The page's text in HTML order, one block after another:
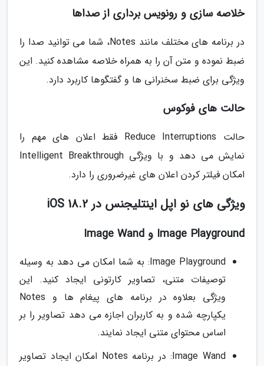
خلاصه سازی و رونویس برداری از صداها
در برنامه های مختلف مانند Notes، شما می توانید صدا را
ضبط نموده و متن آن را به همراه خلاصه مشاهده کنید. این
ویژگی برای ضبط سخنرانی ها و گفتگوها کاربرد دارد.
حالت های فوکوس
حالت Reduce Interruptions فقط اعلان های مهم را
نمایش می دهد و با ویژگی Intelligent Breakthrough
امکان فیلتر کردن اعلان های غیرضروری را دارد.
ویژگی های نو اپل اینتلیجنس در iOS 18.2
Image Playground و Image Wand
Image Playground: به شما امکان می دهد به وسیله
توصیفات متنی، تصاویر کارتونی ایجاد کنید. این
ویژگی بعلاوه در برنامه های پیغام ها و Notes
یکپارچه شده و به کاربران اجازه می دهد تصاویر را بر
اساس محتوای متنی ایجاد نمایند.
Image Wand: در برنامه Notes امکان ایجاد تصاویر